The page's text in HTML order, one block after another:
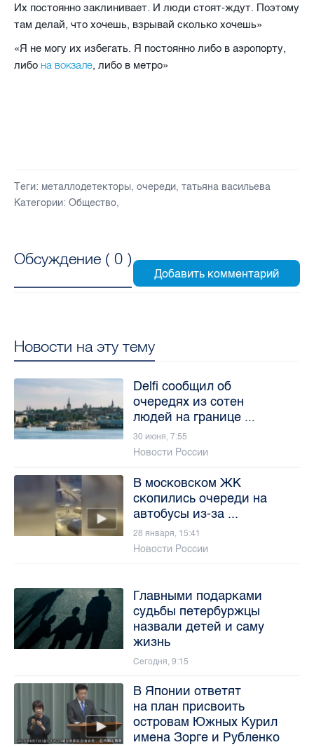
Их постоянно заклинивает. И люди стоят-ждут. Поэтому
там делай, что хочешь, взрывай сколько хочешь»
«Я не могу их избегать. Я постоянно либо в аэропорту,
либо на вокзале, либо в метро»
Теги: металлодетекторы, очереди, татьяна васильева
Категории: Общество,
Обсуждение ( 0 )
Новости на эту тему
Delfi сообщил об
очередях из сотен
людей на границе ...
30 июня, 7:55
Новости России
В московском ЖК
скопились очереди на
автобусы из-за ...
28 января, 15:41
Новости России
Главными подарками
судьбы петербуржцы
назвали детей и саму
жизнь
Сегодня, 9:15
В Японии ответят
на план присвоить
островам Южных Курил
имена Зорге и Рубленко